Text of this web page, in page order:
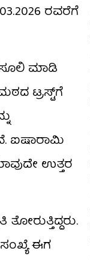
ರವರೆಗೆ
ಮಾಡಿ
ಟ್ರಸ್ಟ್‌ಗೆ
ಐಷಾರಾಮಿ
ಉತ್ತರ
ಈಗ